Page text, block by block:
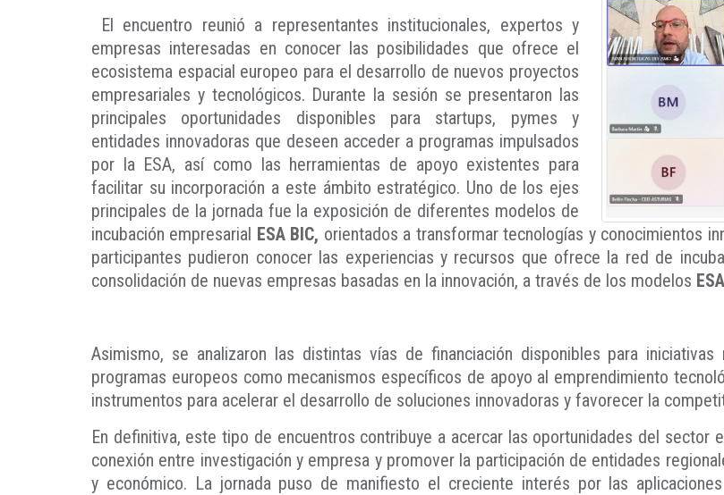
El encuentro reunió a representantes institucionales, expertos y
empresas interesadas en conocer las posibilidades que ofrece el
ecosistema espacial europeo para el desarrollo de nuevos proyectos
empresariales y tecnológicos. Durante la sesión se presentaron las
principales oportunidades disponibles para startups, pymes y
entidades innovadoras que deseen acceder a programas impulsados
por la ESA, así como las herramientas de apoyo existentes para
facilitar su incorporación a este ámbito estratégico. Uno de los ejes
principales de la jornada fue la exposición de diferentes modelos de
incubación empresarial ESA BIC, orientados a transformar tecnologías y conocimientos
participantes pudieron conocer las experiencias y recursos que ofrece la red de
consolidación de nuevas empresas basadas en la innovación, a través de los modelos
Asimismo, se analizaron las distintas vías de financiación disponibles para
programas europeos como mecanismos específicos de apoyo al emprendimiento
instrumentos para acelerar el desarrollo de soluciones innovadoras y favorecer la
En definitiva, este tipo de encuentros contribuye a acercar las oportunidades del sector
conexión entre investigación y empresa y promover la participación de entidades
y económico. La jornada puso de manifiesto el creciente interés por las